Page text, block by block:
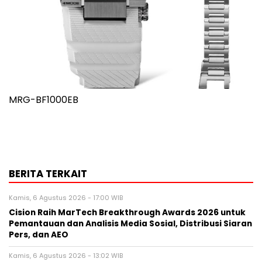
MRG-BF1000EB
BERITA TERKAIT
Kamis, 6 Agustus 2026 - 17:00 WIB
Cision Raih MarTech Breakthrough Awards 2026 untuk
Pemantauan dan Analisis Media Sosial, Distribusi Siaran
Pers, dan AEO
Kamis, 6 Agustus 2026 - 13:02 WIB